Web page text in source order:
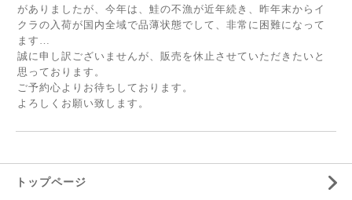
がありましたが、今年は、鮭の不漁が近年続き、昨年末からイ
クラの入荷が国内全域で品薄状態でして、非常に困難になって
ます…
誠に申し訳ございませんが、販売を休止させていただきたいと
思っております。
ご予約心よりお待ちしております。
よろしくお願い致します。
トップページ